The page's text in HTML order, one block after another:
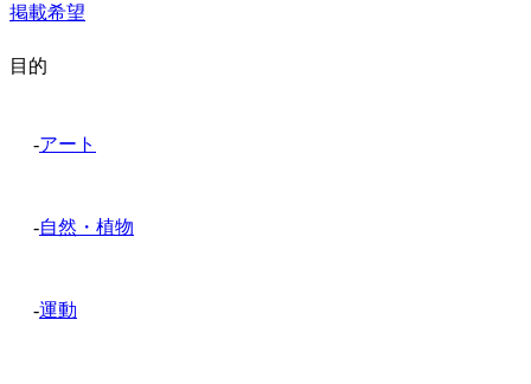
掲載希望
目的
-アート
-自然・植物
-運動